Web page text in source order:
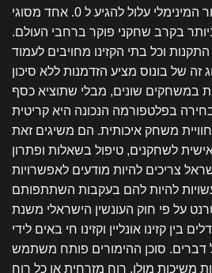
בבט365,בעוד שההימור המינימלי עלול להגיע ל 0. אחד מסוגי
בקרב שחקני פוקר ברחבי העולם.
וכל בתי הקזינו מחויבים לעמוד
זה של בונוס מציע הזדמנות ללא סיכון
במשחקים שונים, מבלי שתוציא כסף
בפלטפורמה הנכונה היא קריטית
משחק איכותית. הם משיגים זאת
לשחקנים, טיפול בשאלות ופתרון
צריכים להיות מודעים לאפשרויות
להיות להם בעקבות השתתפותם
על פי חוק העונשין הישראלי משנת
1977. ההבדלים בין קזינו אונליין וקזינו חי באים לידי
דברים. סוכן ההימורים פותח משתמש
משיכות מולו. רוח מזרחית או כל רוח